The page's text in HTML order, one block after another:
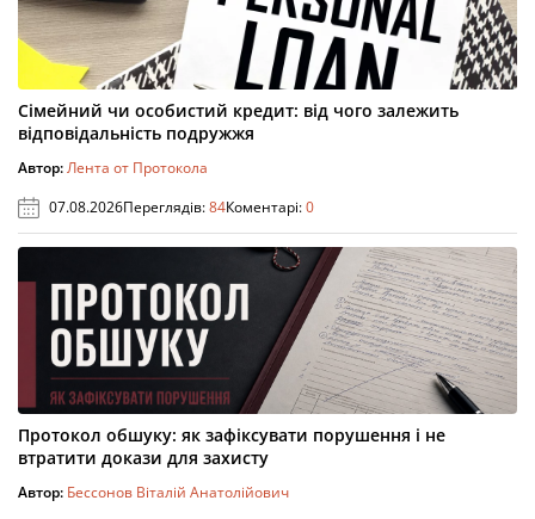
Сімейний чи особистий кредит: від чого залежить
відповідальність подружжя
Автор:Лента от Протокола
07.08.2026Переглядів:84Коментарі:0
Протокол обшуку: як зафіксувати порушення і не
втратити докази для захисту
Автор: Бессонов Віталій Анатолійович